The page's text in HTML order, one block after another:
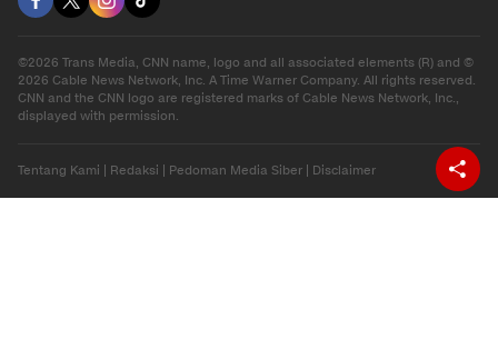
©2026 Trans Media, CNN name, logo and all associated elements (R) and ©
2026 Cable News Network, Inc. A Time Warner Company. All rights reserved.
CNN and the CNN logo are registered marks of Cable News Network, Inc.,
displayed with permission.
Tentang Kami Redaksi Pedoman Media Siber Disclaimer